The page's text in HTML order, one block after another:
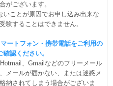
がございます。
いことが原因でお申し込み出来な
験することはできません。
マートフォン・携帯電話をご利用の
確認ください。
、Gmailなどのフリーメール
メールが届かない、または迷惑メ
納されてしまう場合がございま